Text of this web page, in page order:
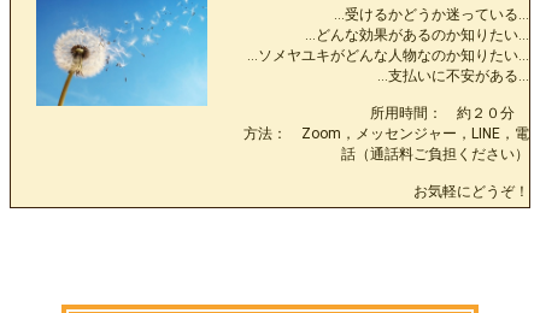
…受けるかどうか迷っている…
…どんな効果があるのか知りたい…
…ソメヤユキがどんな人物なのか知りたい…
…支払いに不安がある…
所用時間： 約２０分
方法： Zoom，メッセンジャー，LINE，電
話（通話料ご負担ください）
お気軽にどうぞ！